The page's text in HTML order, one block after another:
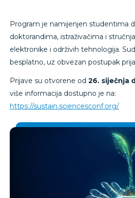
Program je namijenjen studentima
doktorandima, istraživačima i
elektronike i održivih tehnologija.
besplatno, uz obvezan postupak
Prijave su otvorene od 26. siječnja
više informacija dostupno je na:
https://sustain.sciencesconf.org/